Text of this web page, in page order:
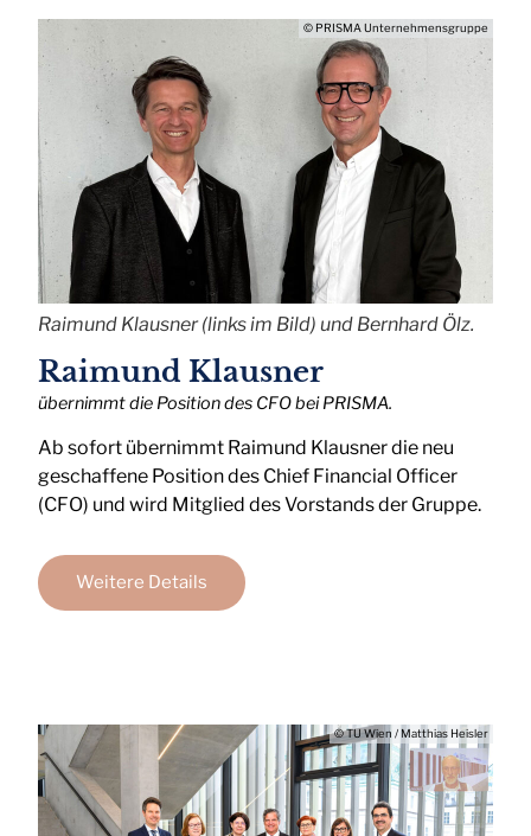
© PRISMA Unternehmensgruppe
Raimund Klausner (links im Bild) und Bernhard Ölz.
Raimund Klausner
übernimmt die Position des CFO bei PRISMA.
Ab sofort übernimmt Raimund Klausner die neu
geschaffene Position des Chief Financial Officer
(CFO) und wird Mitglied des Vorstands der Gruppe.
Weitere Details
© TU Wien / Matthias Heisler